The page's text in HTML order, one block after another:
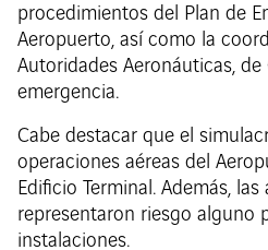
procedimientos del Plan de
Aeropuerto, así como la
Autoridades Aeronáuticas,
emergencia.
Cabe destacar que el
operaciones aéreas del
Edificio Terminal. Además,
representaron riesgo alguno
instalaciones.